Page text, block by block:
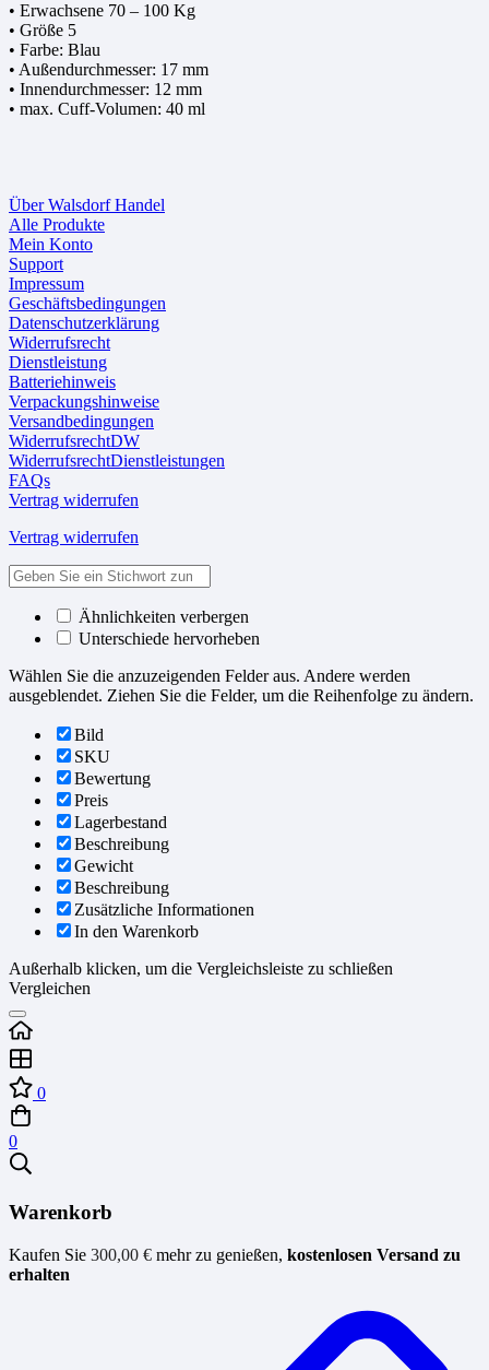
• Erwachsene 70 – 100 Kg
• Größe 5
• Farbe: Blau
• Außendurchmesser: 17 mm
• Innendurchmesser: 12 mm
• max. Cuff-Volumen: 40 ml
Über Walsdorf Handel
Alle Produkte
Mein Konto
Support
Impressum
Geschäftsbedingungen
Datenschutzerklärung
Widerrufsrecht
Dienstleistung
Batteriehinweis
Verpackungshinweise
Versandbedingungen
WiderrufsrechtDW
WiderrufsrechtDienstleistungen
FAQs
Vertrag widerrufen
Vertrag widerrufen
Ähnlichkeiten verbergen
Unterschiede hervorheben
Wählen Sie die anzuzeigenden Felder aus. Andere werden
ausgeblendet. Ziehen Sie die Felder, um die Reihenfolge zu ändern.
Bild
SKU
Bewertung
Preis
Lagerbestand
Beschreibung
Gewicht
Beschreibung
Zusätzliche Informationen
In den Warenkorb
Außerhalb klicken, um die Vergleichsleiste zu schließen
Vergleichen
0
0
Warenkorb
Kaufen Sie 300,00 € mehr zu genießen, kostenlosen Versand zu
erhalten